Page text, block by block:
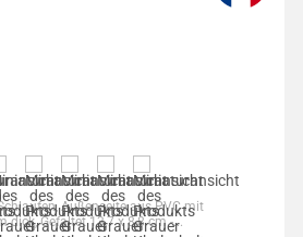
Außenseite aus PVC mit
dick, Gefaltet 13,7 x 8,8 cm -...